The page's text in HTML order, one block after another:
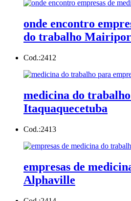
onde encontro
do trabalho
Cod.:2412
medicina do
Itaquaquecetuba
Cod.:2413
empresas de
Alphaville